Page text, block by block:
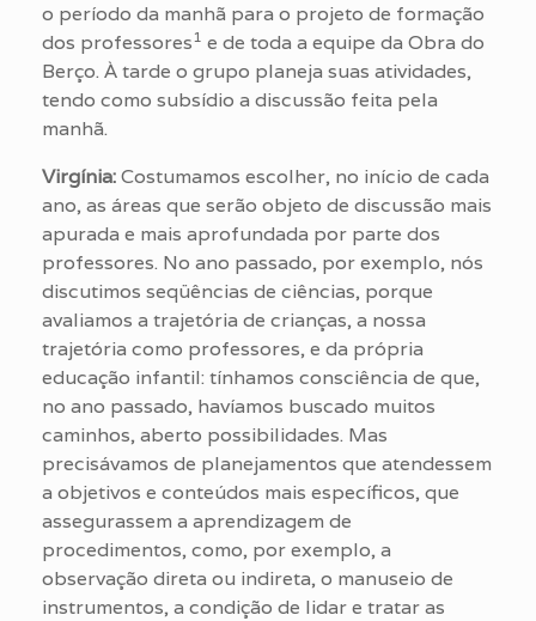
o período da manhã para o projeto de formação
dos professores 1 e de toda a equipe da Obra do
Berço. À tarde o grupo planeja suas atividades,
tendo como subsídio a discussão feita pela
manhã.
Virgínia:Costumamos escolher, no início de cada
ano, as áreas que serão objeto de discussão mais
apurada e mais aprofundada por parte dos
professores. No ano passado, por exemplo, nós
discutimos seqüências de ciências, porque
avaliamos a trajetória de crianças, a nossa
trajetória como professores, e da própria
educação infantil: tínhamos consciência de que,
no ano passado, havíamos buscado muitos
caminhos, aberto possibilidades. Mas
precisávamos de planejamentos que atendessem
a objetivos e conteúdos mais específicos, que
assegurassem a aprendizagem de
procedimentos, como, por exemplo, a
observação direta ou indireta, o manuseio de
instrumentos, a condição de lidar e tratar as